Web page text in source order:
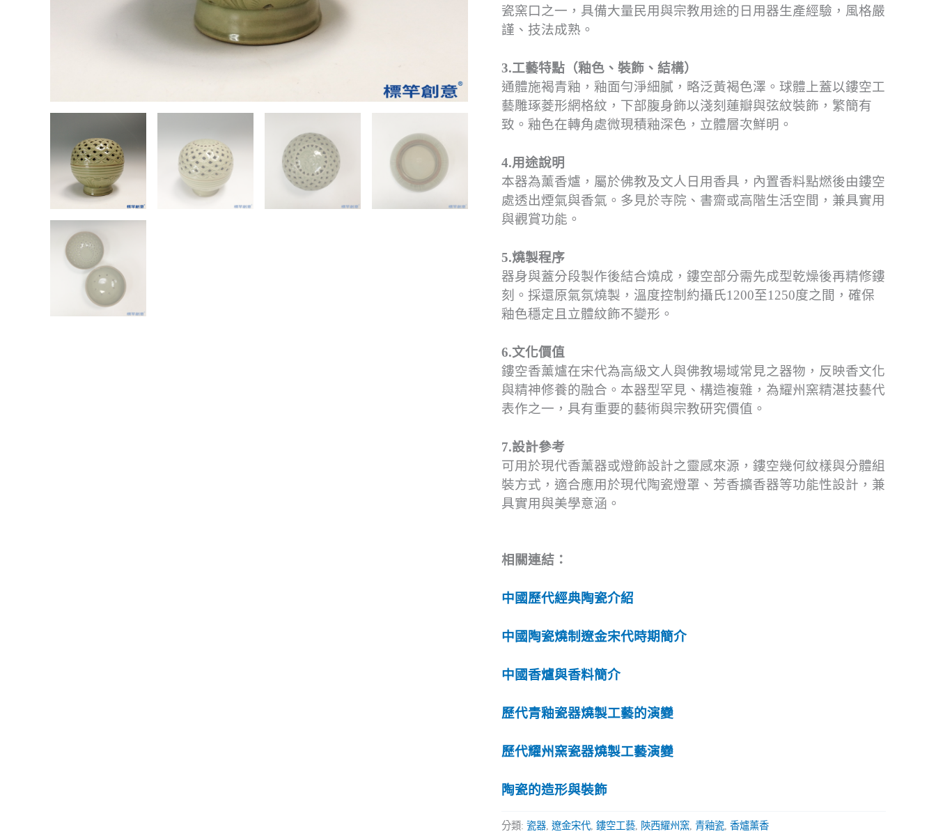
瓷窯口之一，具備大量民用與宗教用途的日用器生產經驗，風格嚴
謹、技法成熟。
3.工藝特點（釉色、裝飾、結構）
通體施褐青釉，釉面勻淨細膩，略泛黃褐色澤。球體上蓋以鏤空工
藝雕琢菱形網格紋，下部腹身飾以淺刻蓮瓣與弦紋裝飾，繁簡有
致。釉色在轉角處微現積釉深色，立體層次鮮明。
4.用途說明
本器為薰香爐，屬於佛教及文人日用香具，內置香料點燃後由鏤空
處透出煙氣與香氣。多見於寺院、書齋或高階生活空間，兼具實用
與觀賞功能。
5.燒製程序
器身與蓋分段製作後結合燒成，鏤空部分需先成型乾燥後再精修鏤
刻。採還原氣氛燒製，溫度控制約攝氏1200至1250度之間，確保
釉色穩定且立體紋飾不變形。
6.文化價值
鏤空香薰爐在宋代為高級文人與佛教場域常見之器物，反映香文化
與精神修養的融合。本器型罕見、構造複雜，為耀州窯精湛技藝代
表作之一，具有重要的藝術與宗教研究價值。
7.設計參考
可用於現代香薰器或燈飾設計之靈感來源，鏤空幾何紋樣與分體組
裝方式，適合應用於現代陶瓷燈罩、芳香擴香器等功能性設計，兼
具實用與美學意涵。
相關連結：
中國歷代經典陶瓷介紹
中國陶瓷燒制遼金宋代時期簡介
中國香爐與香料簡介
歷代青釉瓷器燒製工藝的演變
歷代耀州窯瓷器燒製工藝演變
陶瓷的造形與裝飾
分類: 瓷器 遼金宋代 鏤空工藝 陝西耀州窯 青釉瓷 香爐薰香